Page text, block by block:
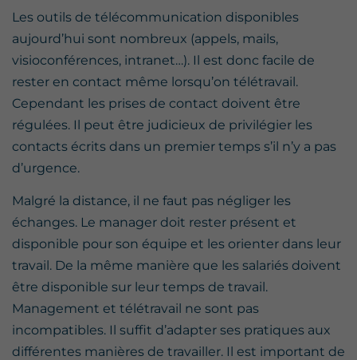
Les outils de télécommunication disponibles
aujourd’hui sont nombreux (appels, mails,
visioconférences, intranet…). Il est donc facile de
rester en contact même lorsqu’on télétravail.
Cependant les prises de contact doivent être
régulées. Il peut être judicieux de privilégier les
contacts écrits dans un premier temps s’il n’y a pas
d’urgence.
Malgré la distance, il ne faut pas négliger les
échanges. Le manager doit rester présent et
disponible pour son équipe et les orienter dans leur
travail. De la même manière que les salariés doivent
être disponible sur leur temps de travail.
Management et télétravail ne sont pas
incompatibles. Il suffit d’adapter ses pratiques aux
différentes manières de travailler. Il est important de